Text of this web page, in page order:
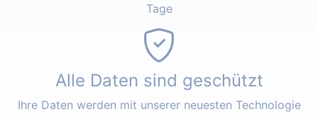
Tage
Alle Daten sind geschützt
Ihre Daten werden mit unserer neuesten Technologie